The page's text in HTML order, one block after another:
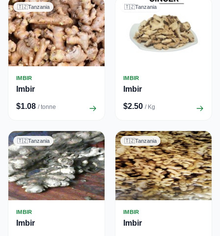
🇹🇿Tanzania
IMBIR
Imbir
$1.08 / tonne
🇹🇿Tanzania
IMBIR
Imbir
$2.50 / Kg
🇹🇿Tanzania
IMBIR
Imbir
🇹🇿Tanzania
IMBIR
Imbir